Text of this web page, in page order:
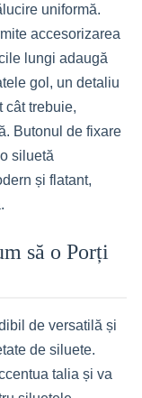
uniformă.
accesorizarea
lungi adaugă
gol, un detaliu
cât trebuie,
Butonul de fixare
siluetă
și flatant,
să o Porți
de versatilă și
de siluete.
talia și va